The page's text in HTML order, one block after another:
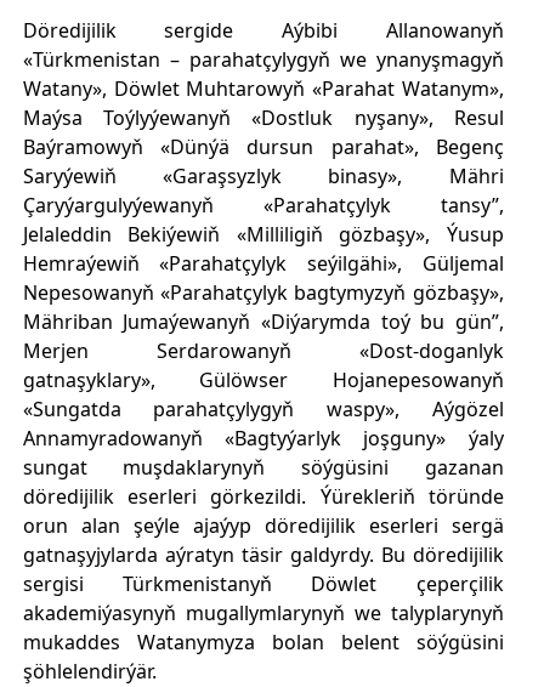
Döredijilik sergide Aýbibi Allanowanyň
«Türkmenistan – parahatçylygyň we ynanyşmagyň
Watany», Döwlet Muhtarowyň «Parahat Watanym»,
Maýsa Toýlyýewanyň «Dostluk nyşany», Resul
Baýramowyň «Dünýä dursun parahat», Begenç
Saryýewiň «Garaşsyzlyk binasy», Mähri
Çaryýargulyýewanyň «Parahatçylyk tansy”,
Jelaleddin Bekiýewiň «Milliligiň gözbaşy», Ýusup
Hemraýewiň «Parahatçylyk seýilgähi», Güljemal
Nepesowanyň «Parahatçylyk bagtymyzyň gözbaşy»,
Mähriban Jumaýewanyň «Diýarymda toý bu gün”,
Merjen Serdarowanyň «Dost-doganlyk
gatnaşyklary», Gülöwser Hojanepesowanyň
«Sungatda parahatçylygyň waspy», Aýgözel
Annamyradowanyň «Bagtyýarlyk joşguny» ýaly
sungat muşdaklarynyň söýgüsini gazanan
döredijilik eserleri görkezildi. Ýürekleriň töründe
orun alan şeýle ajaýyp döredijilik eserleri sergä
gatnaşyjylarda aýratyn täsir galdyrdy. Bu döredijilik
sergisi Türkmenistanyň Döwlet çeperçilik
akademiýasynyň mugallymlarynyň we talyplarynyň
mukaddes Watanymyza bolan belent söýgüsini
şöhlelendirýär.